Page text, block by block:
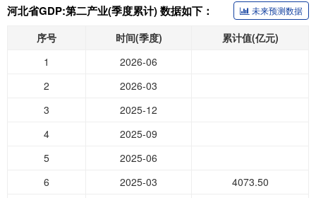
河北省GDP:第二产业(季度累计) 数据如下： 未来预测数据
序号 时间(季度)
累计值(亿元)
1
2026-06
2
2026-03
3
2025-12
4
2025-09
5
2025-06
6
2025-03
4073.50